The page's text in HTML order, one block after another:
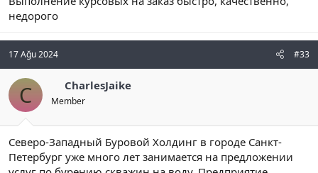
недорого
17 Ağu 2024 #33
C CharlesJaike
Member
Северо-Западный Буровой Холдинг в городе Санкт-
Петербург уже много лет занимается на предложении